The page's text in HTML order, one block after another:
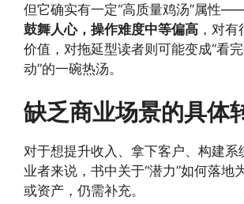
但它确实有一定“高质量鸡汤”属性
鼓舞人心，操作难度中等偏高 ，对
价值，对拖延型读者则可能变成“看
动”的一碗热汤。
缺乏商业场景的具体
对于想提升收入、拿下客户、构建系
业者来说，书中关于“潜力”如何落地
或资产，仍需补充。